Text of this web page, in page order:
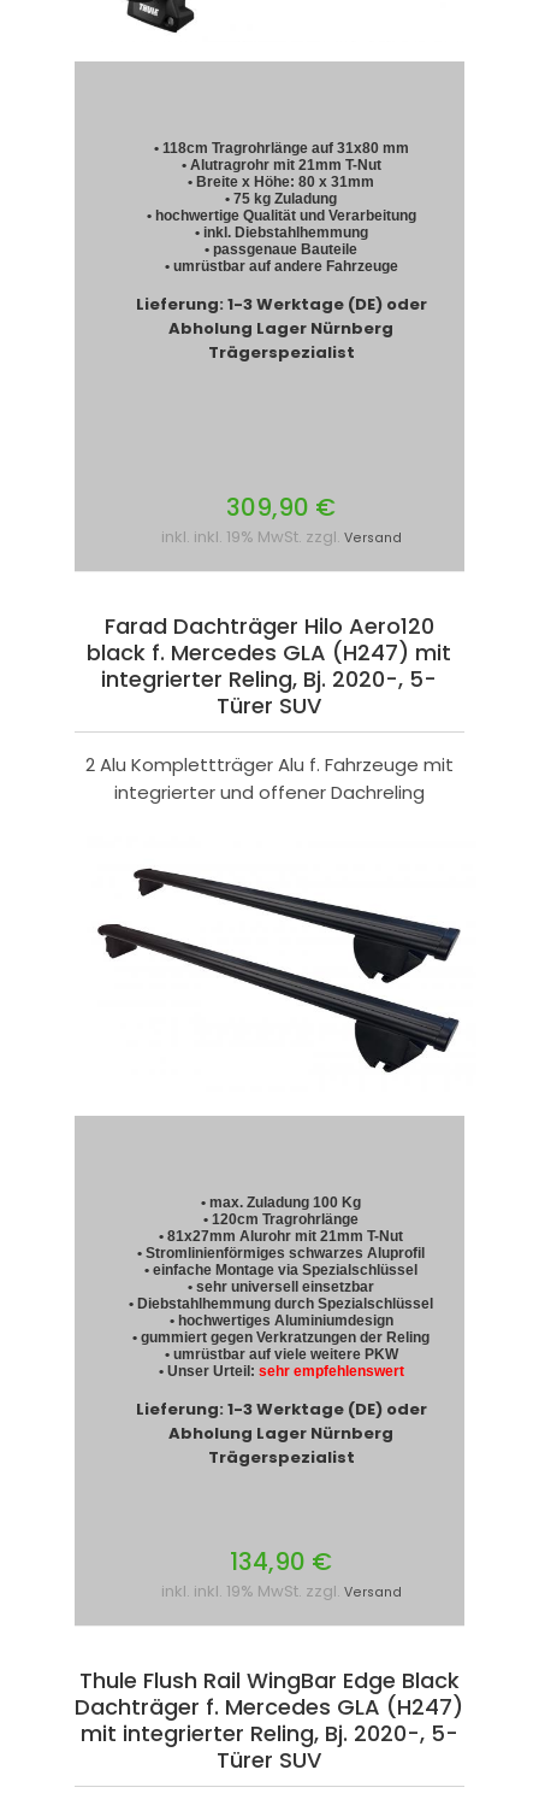
• 118cm Tragrohrlänge auf 31x80 mm
• Alutragrohr mit 21mm T-Nut
• Breite x Höhe: 80 x 31mm
• 75 kg Zuladung
• hochwertige Qualität und Verarbeitung
• inkl. Diebstahlhemmung
• passgenaue Bauteile
• umrüstbar auf andere Fahrzeuge
Lieferung: 1-3 Werktage (DE) oder
Abholung Lager Nürnberg
Trägerspezialist
309,90 €
inkl. inkl. 19% MwSt. zzgl. Versand
Farad Dachträger Hilo Aero120
black f. Mercedes GLA (H247) mit
integrierter Reling, Bj. 2020-, 5-
Türer SUV
2 Alu Komplettträger Alu f. Fahrzeuge mit
integrierter und offener Dachreling
• max. Zuladung 100 Kg
• 120cm Tragrohrlänge
• 81x27mm Alurohr mit 21mm T-Nut
• Stromlinienförmiges schwarzes Aluprofil
• einfache Montage via Spezialschlüssel
• sehr universell einsetzbar
• Diebstahlhemmung durch Spezialschlüssel
• hochwertiges Aluminiumdesign
• gummiert gegen Verkratzungen der Reling
• umrüstbar auf viele weitere PKW
• Unser Urteil: sehr empfehlenswert
Lieferung: 1-3 Werktage (DE) oder
Abholung Lager Nürnberg
Trägerspezialist
134,90 €
inkl. inkl. 19% MwSt. zzgl. Versand
Thule Flush Rail WingBar Edge Black
Dachträger f. Mercedes GLA (H247)
mit integrierter Reling, Bj. 2020-, 5-
Türer SUV